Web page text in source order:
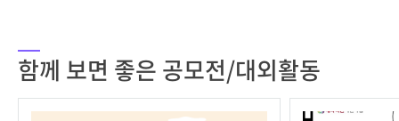
함께 보면 좋은 공모전/대외활동